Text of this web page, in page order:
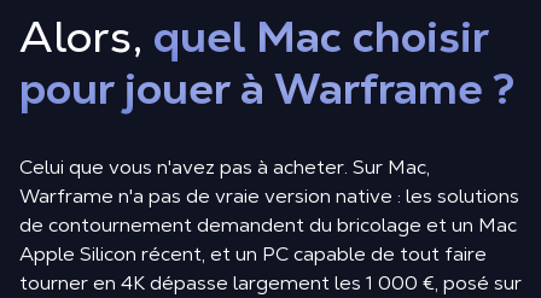
Alors, quel Mac choisir
pour jouer à Warframe ?
Celui que vous n'avez pas à acheter. Sur Mac,
Warframe n'a pas de vraie version native : les solutions
de contournement demandent du bricolage et un Mac
Apple Silicon récent, et un PC capable de tout faire
tourner en 4K dépasse largement les 1 000 €, posé sur